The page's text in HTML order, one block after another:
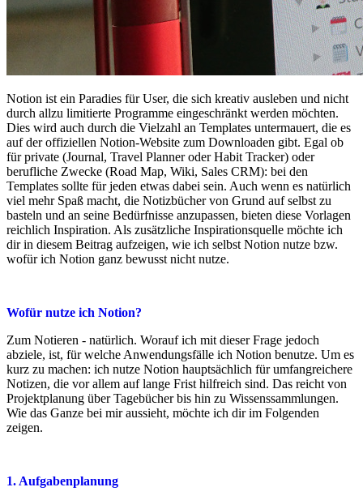
Notion ist ein Paradies für User, die sich kreativ ausleben und nicht
durch allzu limitierte Programme eingeschränkt werden möchten.
Dies wird auch durch die Vielzahl an Templates untermauert, die es
auf der offiziellen Notion-Website zum Downloaden gibt. Egal ob
für private (Journal, Travel Planner oder Habit Tracker) oder
berufliche Zwecke (Road Map, Wiki, Sales CRM): bei den
Templates sollte für jeden etwas dabei sein. Auch wenn es natürlich
viel mehr Spaß macht, die Notizbücher von Grund auf selbst zu
basteln und an seine Bedürfnisse anzupassen, bieten diese Vorlagen
reichlich Inspiration. Als zusätzliche Inspirationsquelle möchte ich
dir in diesem Beitrag aufzeigen, wie ich selbst Notion nutze bzw.
wofür ich Notion ganz bewusst nicht nutze.
Wofür nutze ich Notion?
Zum Notieren - natürlich. Worauf ich mit dieser Frage jedoch
abziele, ist, für welche Anwendungsfälle ich Notion benutze. Um es
kurz zu machen: ich nutze Notion hauptsächlich für umfangreichere
Notizen, die vor allem auf lange Frist hilfreich sind. Das reicht von
Projektplanung über Tagebücher bis hin zu Wissenssammlungen.
Wie das Ganze bei mir aussieht, möchte ich dir im Folgenden
zeigen.
1. Aufgabenplanung